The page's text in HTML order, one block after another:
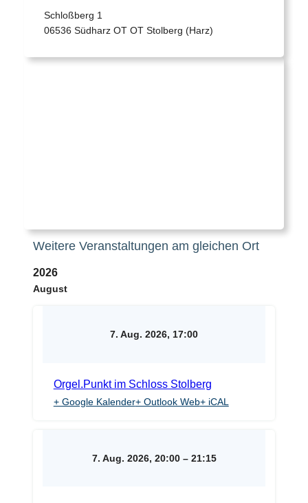
Schloßberg 1
06536 Südharz OT OT Stolberg (Harz)
Weitere Veranstaltungen am gleichen Ort
2026
August
7. Aug. 2026, 17:00
Orgel.Punkt im Schloss Stolberg
+ Google Kalender+ Outlook Web+ iCAL
7. Aug. 2026, 20:00 –21:15